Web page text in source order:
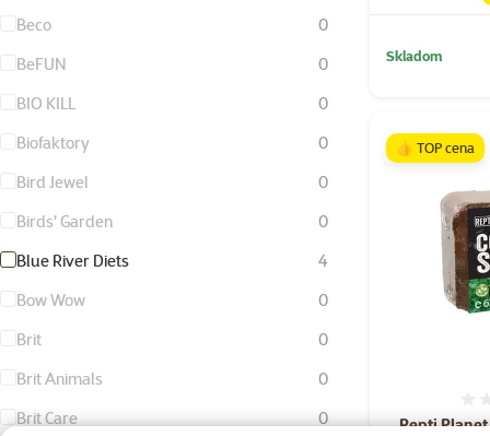
Beco
0
BeFUN
0
BIO KILL
0
Biofaktory
0
Bird Jewel
0
Birds' Garden
0
Blue River Diets
4
Bow Wow
0
Brit
0
Brit Animals
0
Brit Care
0
Skladom
Repti
👍 TOP cena